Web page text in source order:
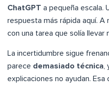
ChatGPT a pequeña escala.
respuesta más rápida aquí. A
con una tarea que solía llevar
La incertidumbre sigue
parece demasiado técnica,
explicaciones no ayudan.